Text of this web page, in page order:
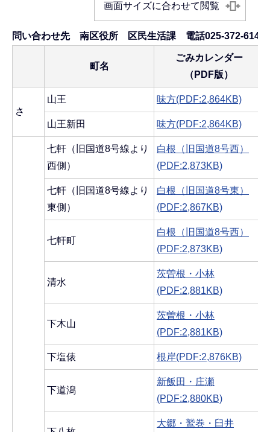
画面サイズに合わせて閲覧
問い合わせ先 南区役所 区民生活課 電話025-372-6145
町名
ごみカレンダー
（PDF版）
さ
山王 味方(PDF:2,864KB)
山王新田 味方(PDF:2,864KB)
七軒（旧国道8号線より
西側）
白根（旧国道8号西）
(PDF:2,873KB)
七軒（旧国道8号線より
東側）
白根（旧国道8号東）
(PDF:2,867KB)
七軒町
白根（旧国道8号西）
(PDF:2,873KB)
清水
茨曽根・小林
(PDF:2,881KB)
下木山
茨曽根・小林
(PDF:2,881KB)
下塩俵 根岸(PDF:2,876KB)
下道潟
新飯田・庄瀬
(PDF:2,880KB)
大郷・鷲巻・臼井